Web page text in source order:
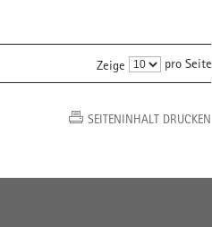
Zeige pro Seite
SEITENINHALT DRUCKEN